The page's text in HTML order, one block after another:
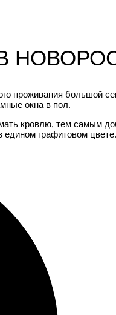
проживания большой
окна в пол.
кровлю, тем самым
графитовом